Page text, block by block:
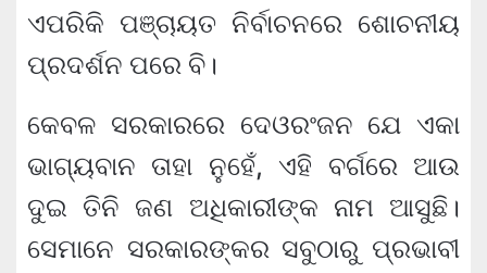
ଏପରିକି ପଞ୍ଚାୟତ ନିର୍ବାଚନରେ ଶୋଚନୀୟ
ପ୍ରଦର୍ଶନ ପରେ ବି।
କେବଳ ସରକାରରେ ଦେଓରଂଜନ ଯେ ଏକା
ଭାଗ୍ୟବାନ ତାହା ନୁହେଁ, ଏହି ବର୍ଗରେ ଆଉ
ଦୁଇ ତିନି ଜଣ ଅଧିକାରୀଙ୍କ ନାମ ଆସୁଛି।
ସେମାନେ ସରକାରଙ୍କର ସବୁଠାରୁ ପ୍ରଭାବୀ